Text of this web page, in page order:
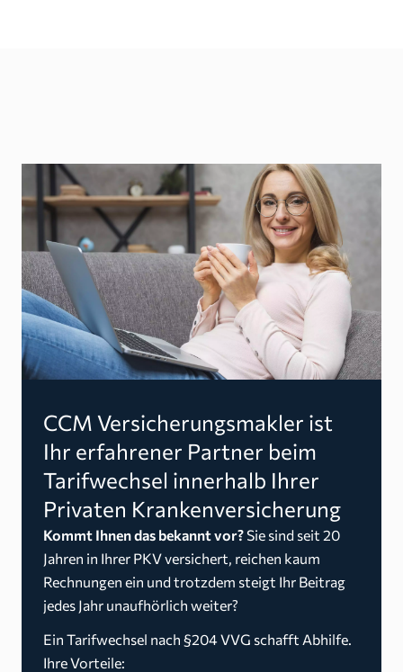
CCM Versicherungsmakler ist
Ihr erfahrener Partner beim
Tarifwechsel innerhalb Ihrer
Privaten Krankenversicherung
Kommt Ihnen das bekannt vor? Sie sind seit 20
Jahren in Ihrer PKV versichert, reichen kaum
Rechnungen ein und trotzdem steigt Ihr Beitrag
jedes Jahr unaufhörlich weiter?
Ein Tarifwechsel nach §204 VVG schafft Abhilfe.
Ihre Vorteile: